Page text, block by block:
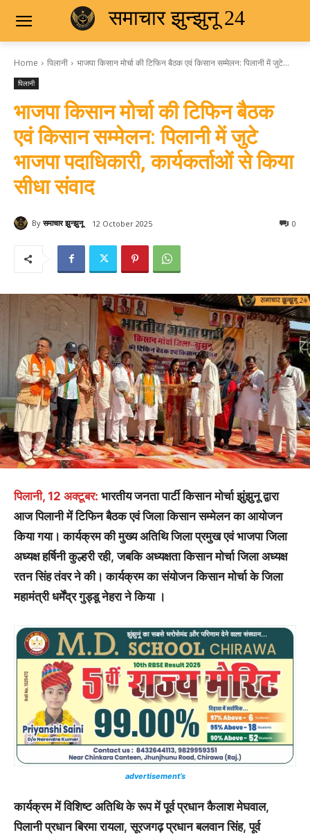
समाचार झुन्झुनू 24
Home पिलानी भाजपा किसान मोर्चा की टिफिन बैठक एवं किसान सम्मेलन: पिलानी में जुटे...
पिलानी
भाजपा किसान मोर्चा की टिफिन बैठक
एवं किसान सम्मेलन: पिलानी में जुटे
भाजपा पदाधिकारी, कार्यकर्ताओं से किया
सीधा संवाद
By समाचार झुन्झुनू 12 October 2025 0
पिलानी, 12 अक्टूबर: भारतीय जनता पार्टी किसान मोर्चा झुंझुनू द्वारा
आज पिलानी में टिफिन बैठक एवं जिला किसान सम्मेलन का आयोजन
किया गया। कार्यक्रम की मुख्य अतिथि जिला प्रमुख एवं भाजपा जिला
अध्यक्ष हर्षिनी कुल्हरी रही, जबकि अध्यक्षता किसान मोर्चा जिला अध्यक्ष
रतन सिंह तंवर ने की। कार्यक्रम का संयोजन किसान मोर्चा के जिला
महामंत्री धर्मेंद्र गुड्डू नेहरा ने किया ।
advertisement’s
कार्यक्रम में विशिष्ट अतिथि के रूप में पूर्व प्रधान कैलाश मेघवाल,
पिलानी प्रधान बिरमा रायला, सूरजगढ़ प्रधान बलवान सिंह, पूर्व